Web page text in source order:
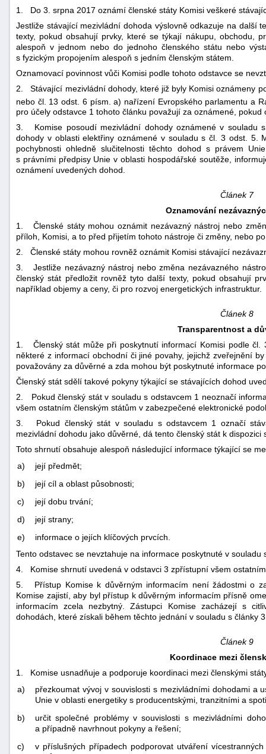
1. Do 3. srpna 2017 oznámí členské státy Komisi veškeré
Jestliže stávající mezivládní dohoda výslovně odkazuje na další
texty, pokud obsahují prvky, které se týkají nákupu, obchodu,
alespoň v jednom nebo do jednoho členského státu nebo
s fyzickým propojením alespoň s jedním členským státem.
Oznamovací povinnost vůči Komisi podle tohoto odstavce se
2. Stávající mezivládní dohody, které již byly Komisi oznámeny
nebo čl. 13 odst. 6 písm. a) nařízení Evropského parlamentu a
pro účely odstavce 1 tohoto článku považují za oznámené,
3. Komise posoudí mezivládní dohody oznámené v souladu
dohody v oblasti elektřiny oznámené v souladu s čl. 3 odst. 5.
pochybnosti ohledně slučitelnosti těchto dohod s právem
s právními předpisy Unie v oblasti hospodářské soutěže,
oznámení uvedených dohod.
Článek 7
Oznamování
1. Členské státy mohou oznámit nezávazný nástroj nebo
příloh, Komisi, a to před přijetím tohoto nástroje či změny, nebo
2. Členské státy mohou rovněž oznámit Komisi stávající
3. Jestliže nezávazný nástroj nebo změna nezávazného
členský stát předložit rovněž tyto další texty, pokud obsahují
například objemy a ceny, či pro rozvoj energetických infrastruktur.
Článek 8
Transparentnost a
1. Členský stát může při poskytnutí informací Komisi podle
některé z informací obchodní či jiné povahy, jejichž zveřejnění
považovány za důvěrné a zda mohou být poskytnuté informace
Členský stát sdělí takové pokyny týkající se stávajících dohod
2. Pokud členský stát v souladu s odstavcem 1 neoznačí
všem ostatním členským státům v zabezpečené elektronické
3. Pokud členský stát v souladu s odstavcem 1 označí
mezivládní dohodu jako důvěrné, dá tento členský stát k
Toto shrnutí obsahuje alespoň následující informace týkající se
a)
její předmět;
b)
její cíl a oblast působnosti;
c)
její dobu trvání;
d)
její strany;
e)
informace o jejích klíčových prvcích.
Tento odstavec se nevztahuje na informace poskytnuté v souladu
4. Komise shrnutí uvedená v odstavci 3 zpřístupní všem
5. Přístup Komise k důvěrným informacím není žádostmi o
Komise zajistí, aby byl přístup k důvěrným informacím přísně
informacím zcela nezbytný. Zástupci Komise zacházejí s
dohodách, které získali během těchto jednání v souladu s články
Článek 9
Koordinace mezi
1. Komise usnadňuje a podporuje koordinaci mezi členskými
a)
přezkoumat vývoj v souvislosti s mezivládními dohodami a
Unie v oblasti energetiky s producentskými, tranzitními a
b)
určit společné problémy v souvislosti s mezivládními
a případně navrhnout pokyny a řešení;
c)
v příslušných případech podporovat utváření